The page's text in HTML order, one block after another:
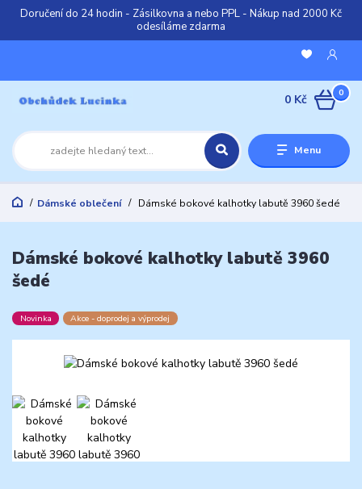
Doručení do 24 hodin - Zásilkovna a nebo PPL - Nákup nad 2000 Kč
odesíláme zdarma
Menu
0
0 Kč
Dámské oblečení Dámské bokové kalhotky labutě 3960 šedé
Dámské bokové kalhotky labutě 3960
šedé
Novinka Akce - doprodej a výprodej